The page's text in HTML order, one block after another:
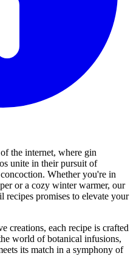
the internet, where gin
unite in their pursuit of
Whether you're in
or a cozy winter warmer, our
promises to elevate your
creations, each recipe is crafted
world of botanical infusions,
its match in a symphony of